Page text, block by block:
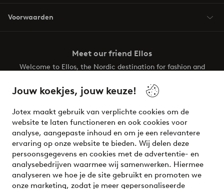
Jouw koekjes, jouw keuze!
Jotex maakt gebruik van verplichte cookies om de
website te laten functioneren en ook cookies voor
analyse, aangepaste inhoud en om je een relevantere
ervaring op onze website te bieden. Wij delen deze
persoonsgegevens en cookies met de advertentie- en
analysebedrijven waarmee wij samenwerken. Hiermee
analyseren we hoe je de site gebruikt en promoten we
onze marketing, zodat je meer gepersonaliseerde
Voorwaarden
Meet our friend Ellos
Welcome to Ellos, the Nordic destination for fashion and
your wardrobe. Your next inspiring look is here!
Veilig betalen - Nu betalen of opsplitsen
Wil je meer weten over onze betaalopties?